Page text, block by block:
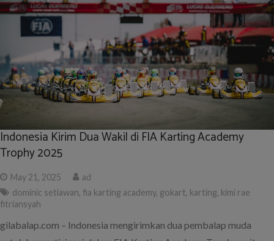
Indonesia Kirim Dua Wakil di FIA Karting Academy
Trophy 2025
May 21, 2025
ad
dominic setiawan, fia karting academy, gokart, karting, kimi rae
fitriansyah
gilabalap.com – Indonesia mengirimkan dua pembalap muda